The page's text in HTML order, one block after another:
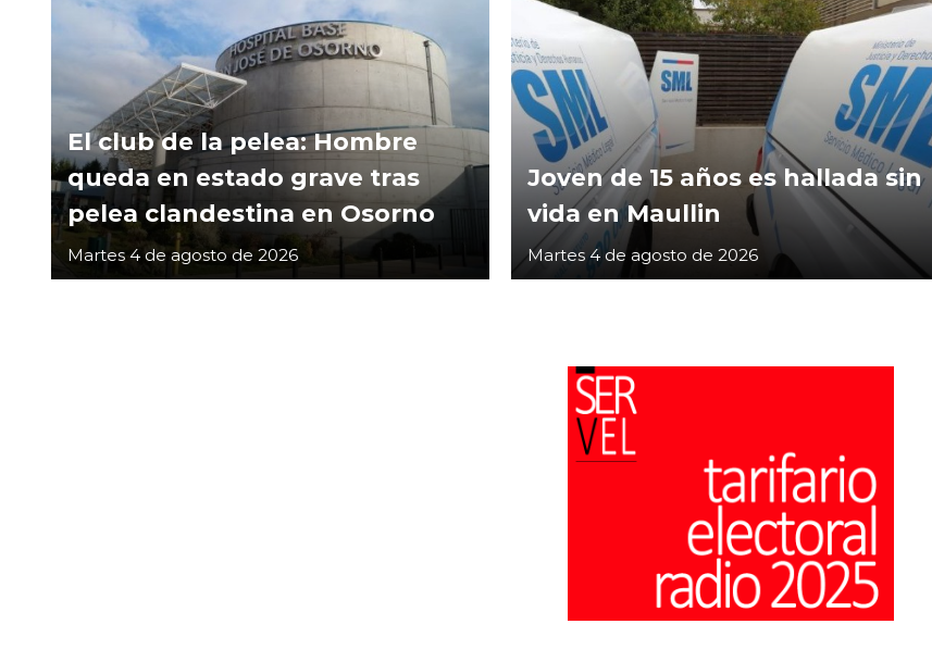
El club de la pelea: Hombre
queda en estado grave tras
pelea clandestina en Osorno
Martes 4 de agosto de 2026
Joven de 15 años es hallada sin
vida en Maullin
Martes 4 de agosto de 2026